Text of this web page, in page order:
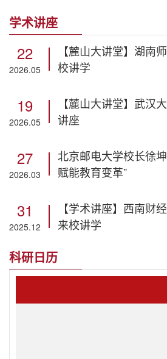
学术讲座
22
2026.05
【麓山大讲堂】湖南
校讲学
19
2026.05
【麓山大讲堂】武汉
讲座
27
2026.03
北京邮电大学校长徐
赋能教育变革”
31
2025.12
【学术讲座】西南财
来校讲学
科研日历